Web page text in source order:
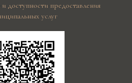
доступности предоставления
услуг